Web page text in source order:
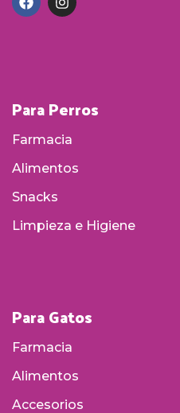
Para Perros
Farmacia
Alimentos
Snacks
Limpieza e Higiene
Para Gatos
Farmacia
Alimentos
Accesorios